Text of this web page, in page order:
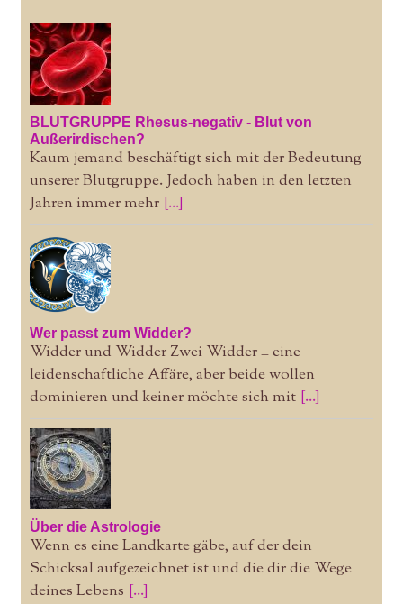
BLUTGRUPPE Rhesus-negativ - Blut von
Außerirdischen?
Kaum jemand beschäftigt sich mit der Bedeutung
unserer Blutgruppe. Jedoch haben in den letzten
Jahren immer mehr [...]
Wer passt zum Widder?
Widder und Widder Zwei Widder = eine
leidenschaftliche Affäre, aber beide wollen
dominieren und keiner möchte sich mit [...]
Über die Astrologie
Wenn es eine Landkarte gäbe, auf der dein
Schicksal aufgezeichnet ist und die dir die Wege
deines Lebens [...]